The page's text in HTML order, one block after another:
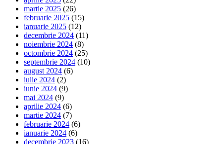
martie 2025 (26)
februarie 2025 (15)
ianuarie 2025 (12)
decembrie 2024 (11)
noiembrie 2024 (8)
octombrie 2024 (25)
septembrie 2024 (10)
august 2024 (6)
iulie 2024 (2)
iunie 2024 (9)
mai 2024 (9)
aprilie 2024 (6)
martie 2024 (7)
februarie 2024 (6)
ianuarie 2024 (6)
decembrie 2023 (16)